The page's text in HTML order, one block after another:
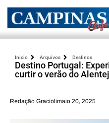
Inicio Arquivos Destinos
Destino Portugal:
curtir o verão do
Redação Graciolimaio 20, 2025